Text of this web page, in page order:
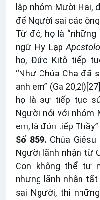
lập nhóm Mười Hai,
để Người sai các
Từ đó, họ là
ngữ Hy Lạp
họ, Đức Kitô tiếp
“Như Chúa Cha đã
anh em” (Ga 20,2l)[27]
họ là sự tiếp tục
Người nói với nhóm
em, là đón tiếp
Số 859. Chúa
Người lãnh nhận từ
Con không thể tự
nhưng lãnh nhận
sai Người, thì